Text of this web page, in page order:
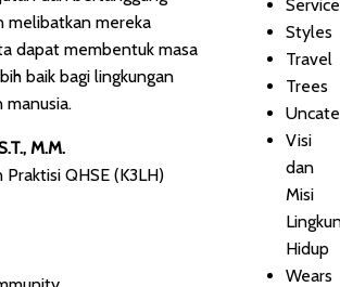
melibatkan mereka
dapat membentuk masa
baik bagi lingkungan
manusia.
M.M.
QHSE (K3LH)
Styles
Travel
Trees
Visi
dan
Misi
Hidup
Wears